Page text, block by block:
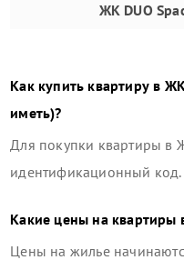
ЖК DUO
Как купить квартиру в ЖК
иметь)?
Для покупки квартиры в
идентификационный код.
Какие цены на квартиры
Цены на жилье